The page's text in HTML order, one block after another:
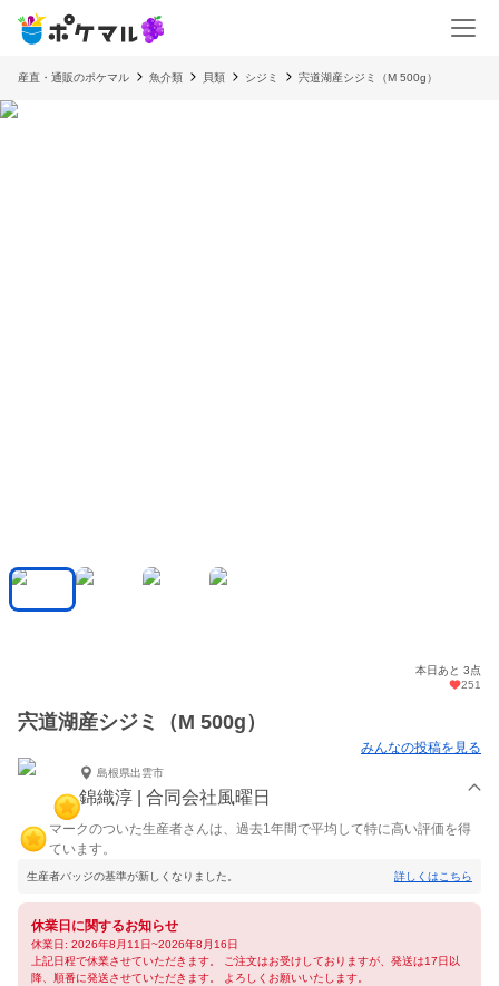
産直・通販のポケマル 魚介類 貝類 シジミ 宍道湖産シジミ（M 500g）
本日あと 3点
251
宍道湖産シジミ（M 500g）
みんなの投稿を見る
島根県出雲市
錦織淳 | 合同会社風曜日
マークのついた生産者さんは、過去1年間で平均して特に高い評価を得
ています。
生産者バッジの基準が新しくなりました。 詳しくはこちら
休業日に関するお知らせ
休業日: 2026年8月11日~2026年8月16日
上記日程で休業させていただきます。 ご注文はお受けしておりますが、発送は17日以
降、順番に発送させていただきます。 よろしくお願いいたします。